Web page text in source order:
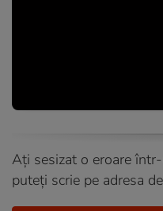
Ați sesizat o eroare
puteți scrie pe adresa